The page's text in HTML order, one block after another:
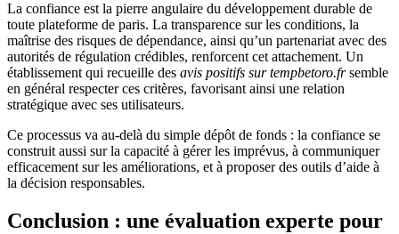
La confiance est la pierre angulaire du développement durable de
toute plateforme de paris. La transparence sur les conditions, la
maîtrise des risques de dépendance, ainsi qu’un partenariat avec des
autorités de régulation crédibles, renforcent cet attachement. Un
établissement qui recueille des avis positifs sur tempbetoro.frsemble
en général respecter ces critères, favorisant ainsi une relation
stratégique avec ses utilisateurs.
Ce processus va au-delà du simple dépôt de fonds : la confiance se
construit aussi sur la capacité à gérer les imprévus, à communiquer
efficacement sur les améliorations, et à proposer des outils d’aide à
la décision responsables.
Conclusion : une évaluation experte pour